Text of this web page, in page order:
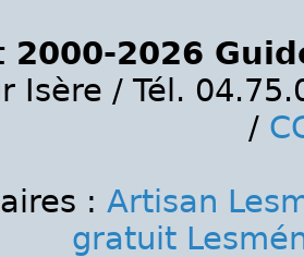
2000-2026
Isère / Tél.
/
: Artisan
gratuit